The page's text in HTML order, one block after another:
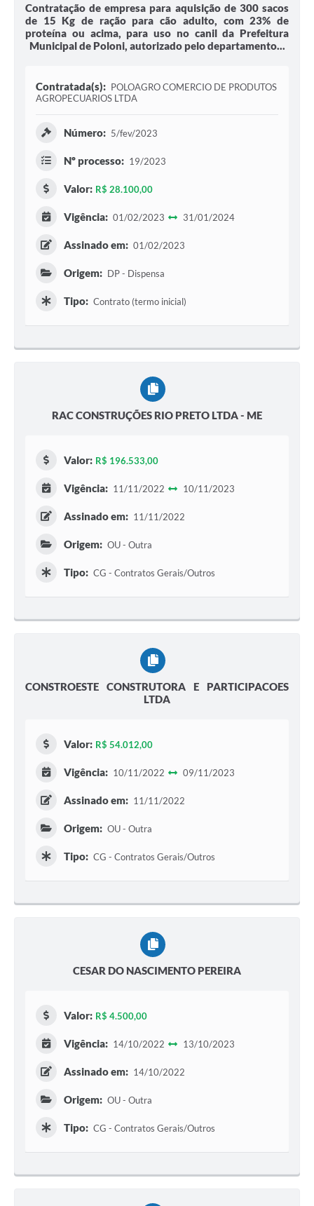
Contratação de empresa para aquisição de 300 sacos
de 15 Kg de ração para cão adulto, com 23% de
proteína ou acima, para uso no canil da Prefeitura
Municipal de Poloni, autorizado pelo departamento...
Contratada(s): POLOAGRO COMERCIO DE PRODUTOS
AGROPECUARIOS LTDA
Número: 5/fev/2023
Nº processo: 19/2023
Valor: R$ 28.100,00
Vigência: 01/02/2023 31/01/2024
Assinado em: 01/02/2023
Origem: DP - Dispensa
Tipo: Contrato (termo inicial)
RAC CONSTRUÇÕES RIO PRETO LTDA - ME
Valor: R$ 196.533,00
Vigência: 11/11/2022 10/11/2023
Assinado em: 11/11/2022
Origem: OU - Outra
Tipo: CG - Contratos Gerais/Outros
CONSTROESTE CONSTRUTORA E PARTICIPACOES
LTDA
Valor: R$ 54.012,00
Vigência: 10/11/2022 09/11/2023
Assinado em: 11/11/2022
Origem: OU - Outra
Tipo: CG - Contratos Gerais/Outros
CESAR DO NASCIMENTO PEREIRA
Valor: R$ 4.500,00
Vigência: 14/10/2022 13/10/2023
Assinado em: 14/10/2022
Origem: OU - Outra
Tipo: CG - Contratos Gerais/Outros